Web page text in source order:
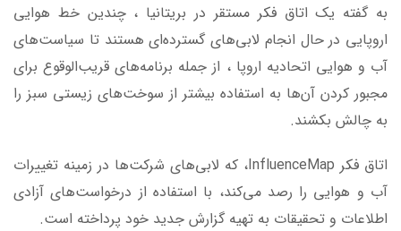
به گفته یک اتاق فکر مستقر در بریتانیا ، چندین خط هوایی
اروپایی در حال انجام لابی‌های گسترده‌ای هستند تا سیاست‌های
آب و هوایی اتحادیه اروپا ، از جمله برنامه‌های قریب‌الوقوع برای
مجبور کردن آن‌ها به استفاده بیشتر از سوخت‌های زیستی سبز را
به چالش بکشند.
اتاق فکر InfluenceMap، که لابی‌های شرکت‌ها در زمینه تغییرات
آب و هوایی را رصد می‌کند، با استفاده از درخواست‌های آزادی
اطلاعات و تحقیقات به تهیه گزارش جدید خود پرداخته است.